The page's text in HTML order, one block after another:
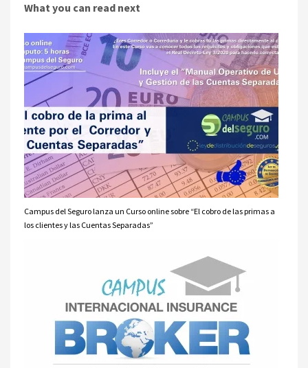
What you can read next
Campus del Seguro lanza un Curso online sobre “El cobro de las primas a
los clientes y las Cuentas Separadas”